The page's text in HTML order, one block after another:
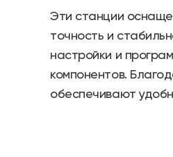
Эти станции
точность и
настройки и
компонентов.
обеспечивают